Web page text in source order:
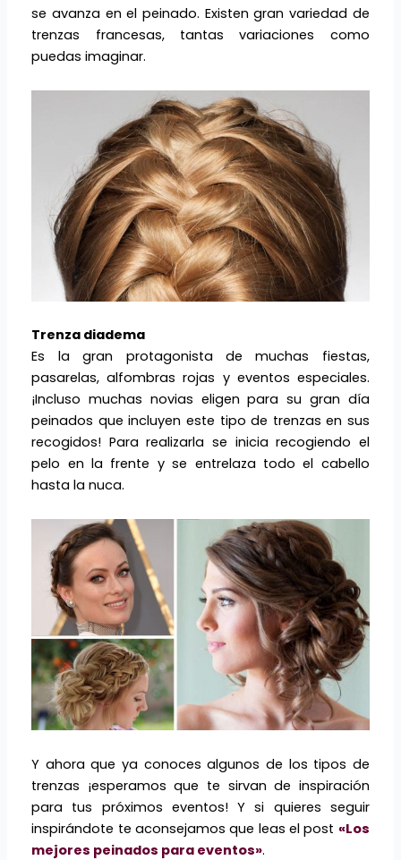
se avanza en el peinado. Existen gran variedad de
trenzas francesas, tantas variaciones como
puedas imaginar.
Trenza diadema
Es la gran protagonista de muchas fiestas,
pasarelas, alfombras rojas y eventos especiales.
¡Incluso muchas novias eligen para su gran día
peinados que incluyen este tipo de trenzas en sus
recogidos! Para realizarla se inicia recogiendo el
pelo en la frente y se entrelaza todo el cabello
hasta la nuca.
Y ahora que ya conoces algunos de los tipos de
trenzas ¡esperamos que te sirvan de inspiración
para tus próximos eventos! Y si quieres seguir
inspirándote te aconsejamos que leas el post «Los
mejores peinados para eventos».